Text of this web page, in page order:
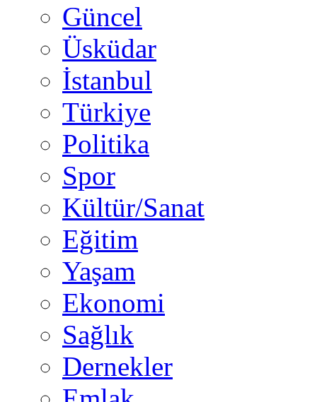
Güncel
Üsküdar
İstanbul
Türkiye
Politika
Spor
Kültür/Sanat
Eğitim
Yaşam
Ekonomi
Sağlık
Dernekler